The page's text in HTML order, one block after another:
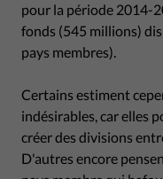
pour la période 2014-
fonds (545 millions)
pays membres).
Certains estiment
indésirables, car elles
créer des divisions
D'autres encore